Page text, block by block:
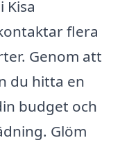
Kisa
flera
Genom att
du hitta en
budget och
Glöm